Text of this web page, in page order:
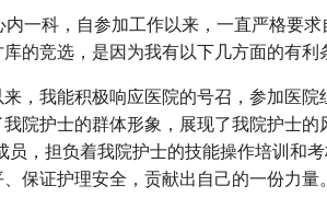
一科，自参加工作以来，一直严格要
的竞选，是因为我有以下几方面的有利
，我能积极响应医院的号召，参加医
院护士的群体形象，展现了我院护士
，担负着我院护士的技能操作培训和
保证护理安全，贡献出自己的一份力量。